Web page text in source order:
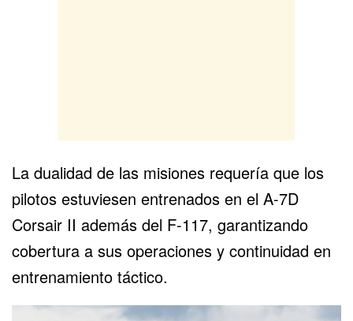
La dualidad de las misiones requería que los
pilotos estuviesen entrenados en el A-7D
Corsair II además del F-117, garantizando
cobertura a sus operaciones y continuidad en
entrenamiento táctico.